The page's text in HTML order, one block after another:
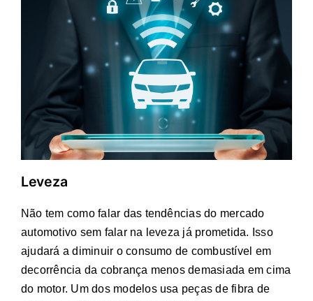
Leveza
Não tem como falar das tendências do mercado
automotivo sem falar na leveza já prometida. Isso
ajudará a diminuir o consumo de combustível em
decorrência da cobrança menos demasiada em cima
do motor. Um dos modelos usa peças de fibra de